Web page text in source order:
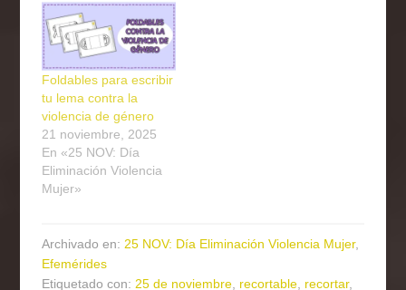
Foldables para escribir
tu lema contra la
violencia de género
21 noviembre, 2025
En «25 NOV: Día
Eliminación Violencia
Mujer»
Archivado en: 25 NOV: Día Eliminación Violencia Mujer,
Efemérides
Etiquetado con: 25 de noviembre recortable recortar,